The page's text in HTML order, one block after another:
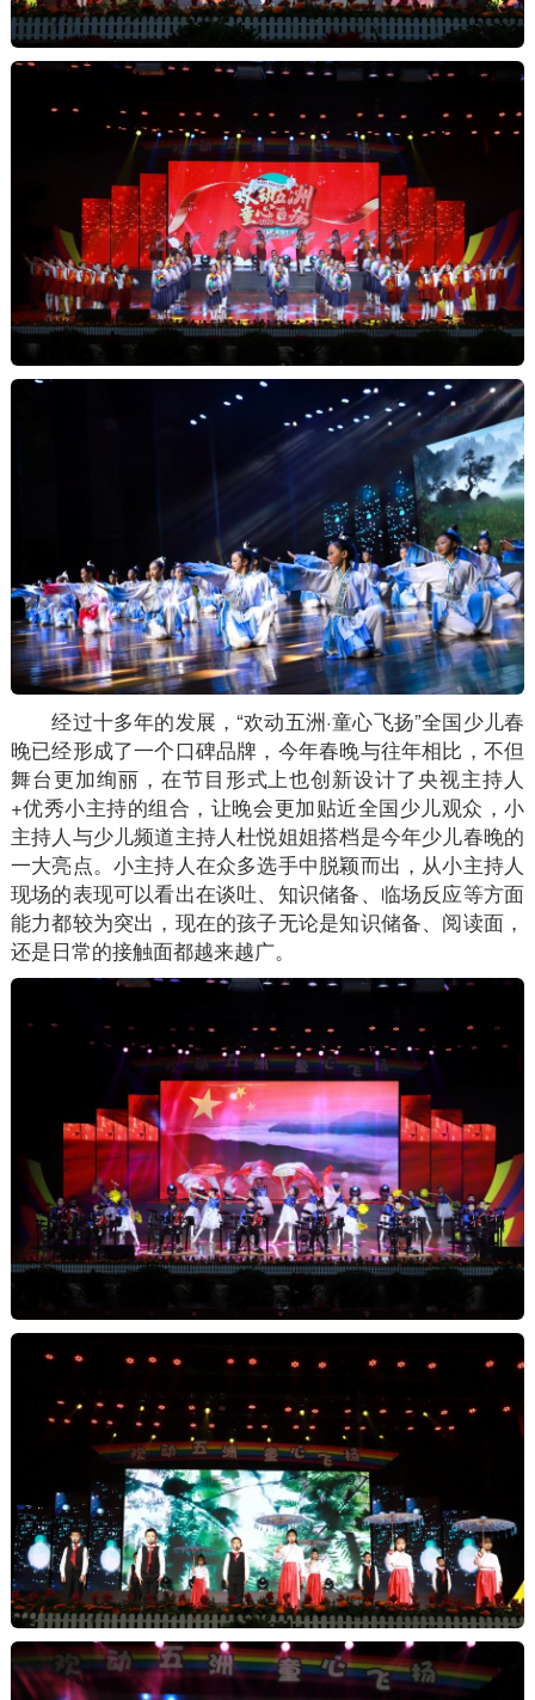
经过十多年的发展，“欢动五洲·童心飞扬”全国少儿春
晚已经形成了一个口碑品牌，今年春晚与往年相比，不但
舞台更加绚丽，在节目形式上也创新设计了央视主持人
+优秀小主持的组合，让晚会更加贴近全国少儿观众，小
主持人与少儿频道主持人杜悦姐姐搭档是今年少儿春晚的
一大亮点。小主持人在众多选手中脱颖而出，从小主持人
现场的表现可以看出在谈吐、知识储备、临场反应等方面
能力都较为突出，现在的孩子无论是知识储备、阅读面，
还是日常的接触面都越来越广。